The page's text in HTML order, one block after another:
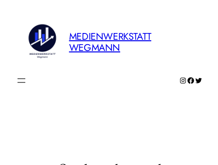
MEDIENWERKSTATT
WEGMANN
Instagram